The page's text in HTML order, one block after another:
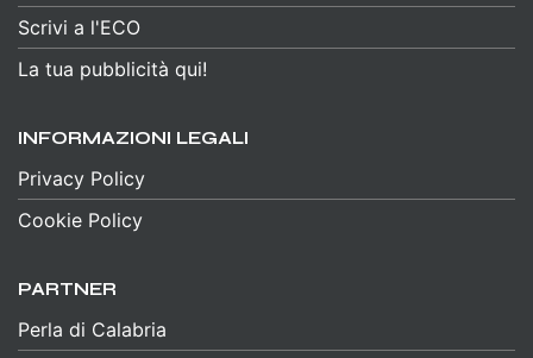
Scrivi a l'ECO
La tua pubblicità qui!
INFORMAZIONI LEGALI
Privacy Policy
Cookie Policy
PARTNER
Perla di Calabria